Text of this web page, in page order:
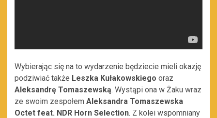
Wybierając się na to wydarzenie będziecie mieli okazję
podziwiać także Leszka Kułakowskiego oraz
Aleksandrę Tomaszewską. Wystąpi ona w Żaku wraz
ze swoim zespołem Aleksandra Tomaszewska
Octet feat. NDR Horn Selection. Z kolei wspomniany